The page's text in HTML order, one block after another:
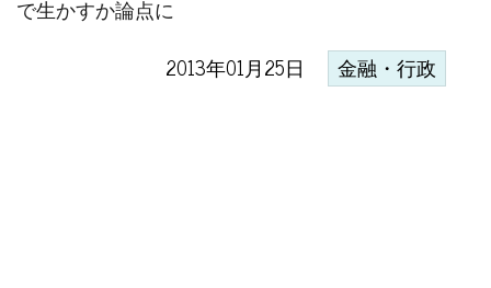
で生かすか論点に
2013年01月25日 金融・行政